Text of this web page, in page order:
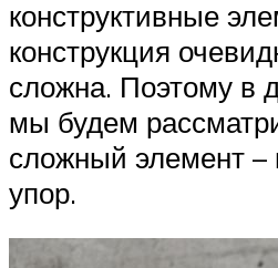
конструктивные
конструкция
сложна. Поэтому в
мы будем
сложный элемент –
упор.